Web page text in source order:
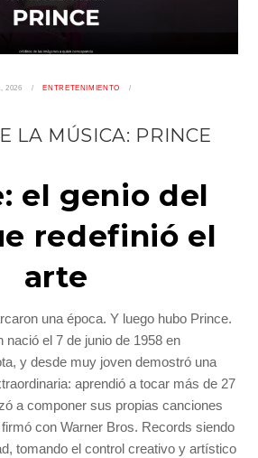
2026 ENTRETENIMIENTO
LA MÚSICA: PRINCE
el genio del
redefinió el
arte
una época. Y luego hubo Prince.
nació el 7 de junio de 1958 en
y desde muy joven demostró una
aprendió a tocar más de 27
a componer sus propias canciones
con Warner Bros. Records siendo
tomando el control creativo y artístico